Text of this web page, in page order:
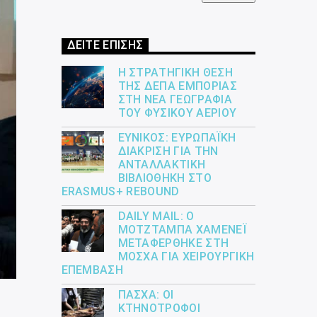
ΔΕΙΤΕ ΕΠΙΣΗΣ
Η ΣΤΡΑΤΗΓΙΚΉ ΘΈΣΗ
ΤΗΣ ΔΕΠΑ ΕΜΠΟΡΊΑΣ
ΣΤΗ ΝΈΑ ΓΕΩΓΡΑΦΊΑ
ΤΟΥ ΦΥΣΙΚΟΎ ΑΕΡΊΟΥ
ΕΎΝΙΚΟΣ: ΕΥΡΩΠΑΪΚΉ
ΔΙΆΚΡΙΣΗ ΓΙΑ ΤΗΝ
ΑΝΤΑΛΛΑΚΤΙΚΉ
ΒΙΒΛΙΟΘΉΚΗ ΣΤΟ
ERASMUS+ REBOUND
DAILY MAIL: Ο
ΜΟΤΖΤΆΜΠΑ ΧΑΜΕΝΕΪ́
ΜΕΤΑΦΈΡΘΗΚΕ ΣΤΗ
ΜΌΣΧΑ ΓΙΑ ΧΕΙΡΟΥΡΓΙΚΉ
ΕΠΈΜΒΑΣΗ
ΠΆΣΧΑ: ΟΙ
ΚΤΗΝΟΤΡΌΦΟΙ